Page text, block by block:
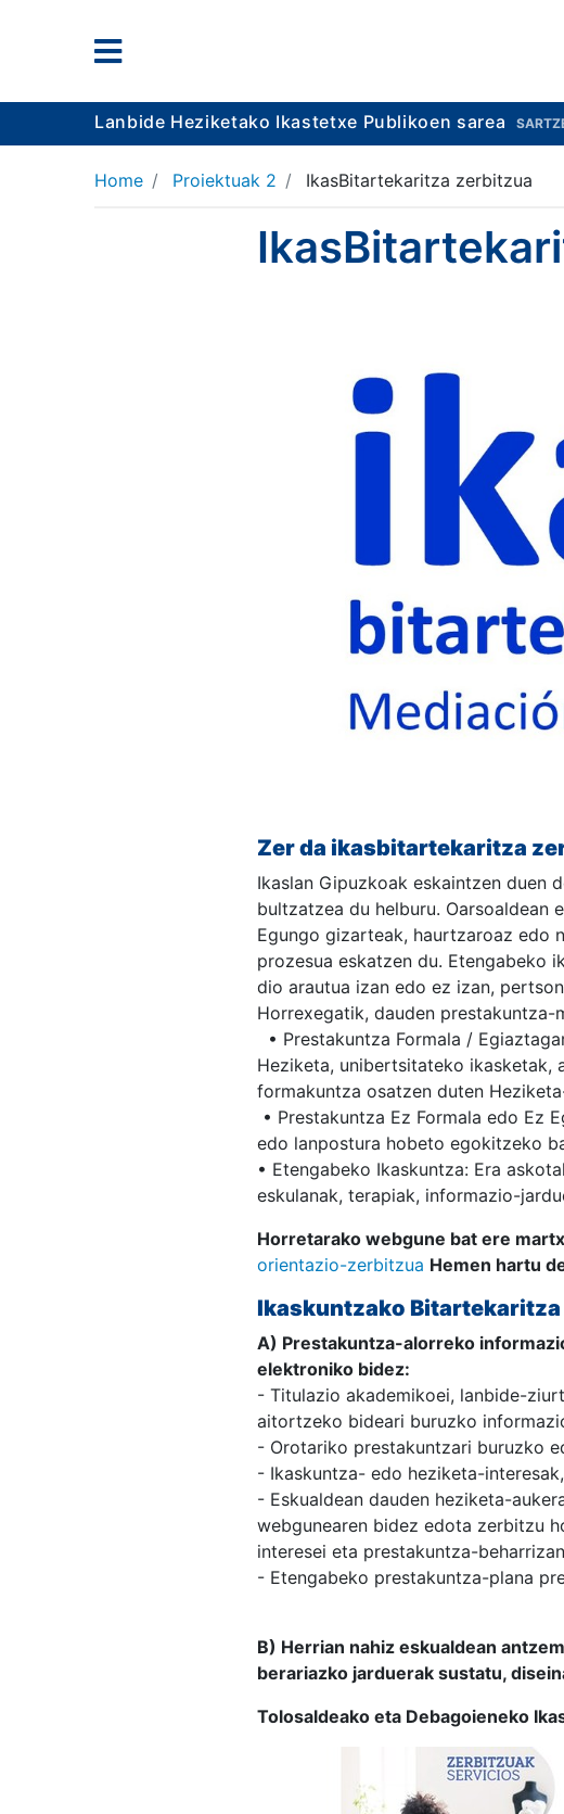
Lanbide Heziketako Ikastetxe Publikoen sarea
Home Proiektuak 2 IkasBitartekaritza zerbitzua
Zer da ikasbitartekaritza
Ikaslan Gipuzkoak eskaintzen
bultzatzea du helburu. Oarsoaldean
Egungo gizarteak, haurtzaroaz edo
prozesua eskatzen du. Etengabeko
dio arautua izan edo ez izan,
Horrexegatik, dauden
• Prestakuntza Formala /
Heziketa, unibertsitateko ikasketak,
formakuntza osatzen duten
• Prestakuntza Ez Formala edo Ez
edo lanpostura hobeto egokitzeko
• Etengabeko Ikaskuntza: Era
eskulanak, terapiak, informazio-
Horretarako webgune bat ere
orientazio-zerbitzua Hemen hartu
Ikaskuntzako
A) Prestakuntza-alorreko
elektroniko bidez:
- Titulazio akademikoei, lanbide-
aitortzeko bideari buruzko
- Orotariko prestakuntzari buruzko
- Ikaskuntza- edo heziketa-
- Eskualdean dauden heziketa-
webgunearen bidez edota zerbitzu
interesei eta prestakuntza-
- Etengabeko prestakuntza-plana
B) Herrian nahiz eskualdean
berariazko jarduerak sustatu,
Tolosaldeako eta Debagoieneko